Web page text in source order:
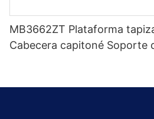
MB3662ZT Plataforma
Cabecera capitoné Soporte